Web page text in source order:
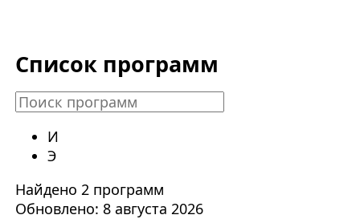
Список программ
И
Э
Найдено 2 программ
Обновлено: 8 августа 2026